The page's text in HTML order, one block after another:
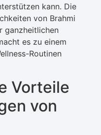
kann. Die
von Brahmi
ganzheitlichen
es zu einem
Routinen
Vorteile
von